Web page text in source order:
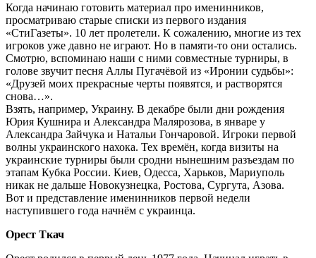
Когда начинаю готовить материал про именинников,
просматриваю старые списки из первого издания
«СтиГазеты». 10 лет пролетели. К сожалению, многие из тех
игроков уже давно не играют. Но в памяти-то они остались.
Смотрю, вспоминаю наши с ними совместные турниры, в
голове звучит песня Аллы Пугачёвой из «Иронии судьбы»:
«Друзей моих прекрасные черты появятся, и растворятся
снова…».
Взять, например, Украину. В декабре были дни рождения
Юрия Кушнира и Александра Малярозова, в январе у
Александра Зайчука и Натальи Гончаровой. Игроки первой
волны украинского нахока. Тех времён, когда визиты на
украинские турниры были сродни нынешним разъездам по
этапам Кубка России. Киев, Одесса, Харьков, Мариуполь
никак не дальше Новокузнецка, Ростова, Сургута, Азова.
Вот и представление именинников первой недели
наступившего года начнём с украинца.
Орест Ткач